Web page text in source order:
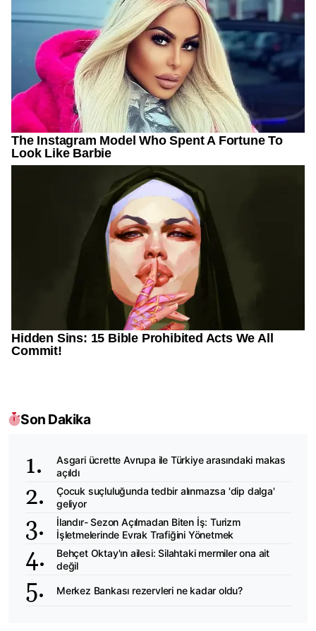
Son Dakika
Asgari ücrette Avrupa ile Türkiye arasındaki makas
açıldı
Çocuk suçluluğunda tedbir alınmazsa 'dip dalga'
geliyor
İlandır- Sezon Açılmadan Biten İş: Turizm
İşletmelerinde Evrak Trafiğini Yönetmek
Behçet Oktay'ın ailesi: Silahtaki mermiler ona ait
değil
Merkez Bankası rezervleri ne kadar oldu?